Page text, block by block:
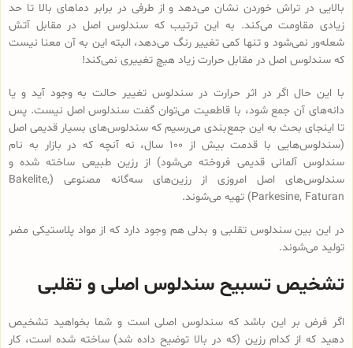
بالایی در تراش خوردن نشان می‌دهد و از طرفی در برابر دماهای بالا تا حد
زیادی مقاومت می‌کند. به این ترتیب که سندلوس اصل در مقابل آتش
شعله‌ور نمی‌شود و تنها کمی تغییر رنگ می‌دهد، البته این به آن معنا نیست
که سندلوس اصل در مقابل حرارت زیاد هیچ تغییری نمی‌کند!
با این حال اگر در اثر حرارت در سندلوس تغییر حالت به وجود آید و یا
دانه‌های آن جمع شود، با قاطعیت می‌توان گفت سندلوس اصل نیست. پس
تا اینجای بحث به این جمع‌بندی می‌رسیم که سندلوس‌های بسیار قدیمی اصل
(سندلوس‌هایی با قدمت بیش از 100 سال، نه آنچه که در بازار به نام
سندلوس آلمانی قدیمی فروخته می‌شود) از رزین طبیعی ساخته شده و
سندلوس‌‌های اصل امروزی از رزین‌های سه‌گانه مصنوعی (Bakelite,
Parkesine, Faturan) تهیه می‌شوند.
در این بین سندلوس تقلبی و بدلی هم وجود دارد که از مواد پلاستیکی مضر
تولید می‌شوند.
تشخیص تسبیح سندلوس اصلی و تقلبی
اگر فرض بر این باشد که سندلوس اصلی است و شما بخواهید تشخیص
دهید که از کدام رزین (که در بالا توضیح داده شد) ساخته شده است، کار